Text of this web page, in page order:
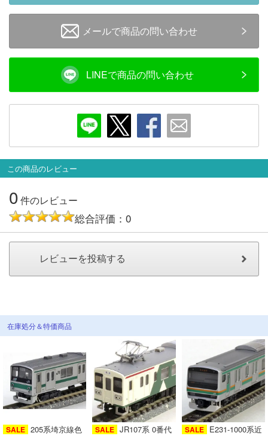
中部 関西
九州・沖縄
お役立ち情報
商品レビュー
メルマガ登録 LINEお友達登録
ヘルプページ
ログイン/マイページ
お気に入りリスト
新規会員登録
会員ランクについて
メールで商品の問い合わせ
LINEで商品の問い合わせ
この商品のレビュー
0件のレビュー
総合評価：0
在庫処分＆特価商品
SALE 205系埼京線色
SALE JR107系 0番代
SALE E231-1000系近